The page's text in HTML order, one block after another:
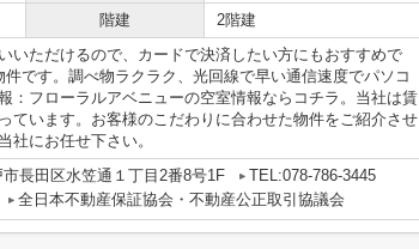
階建 2階建
いただけるので、カードで決済したい方にもおすすめで
です。調べ物ラクラク、光回線で早い通信速度でパソコ
：フローラルアベニューの空室情報ならコチラ。当社は賃
ています。お客様のこだわりに合わせた物件をご紹介させ
社にお任せ下さい。
長田区水笠通１丁目2番8号1F
TEL:078-786-3445
全日本不動産保証協会・不動産公正取引協議会